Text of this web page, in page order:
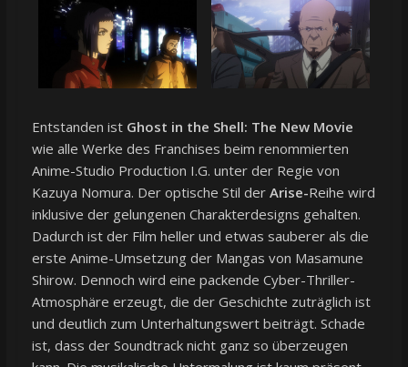
Entstanden ist Ghost in the Shell: The New Movie
wie alle Werke des Franchises beim renommierten
Anime-Studio Production I.G. unter der Regie von
Kazuya Nomura. Der optische Stil der Arise-Reihe wird
inklusive der gelungenen Charakterdesigns gehalten.
Dadurch ist der Film heller und etwas sauberer als die
erste Anime-Umsetzung der Mangas von Masamune
Shirow. Dennoch wird eine packende Cyber-Thriller-
Atmosphäre erzeugt, die der Geschichte zuträglich ist
und deutlich zum Unterhaltungswert beiträgt. Schade
ist, dass der Soundtrack nicht ganz so überzeugen